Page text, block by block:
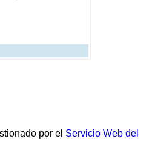
por el Servicio Web del